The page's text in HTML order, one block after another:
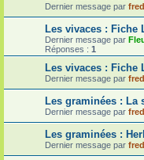
Dernier message par
Les vivaces : Fiche
Dernier message par
Réponses : 1
Les vivaces : Fiche
Dernier message par
Les graminées : La
Dernier message par
Les graminées :
Dernier message par